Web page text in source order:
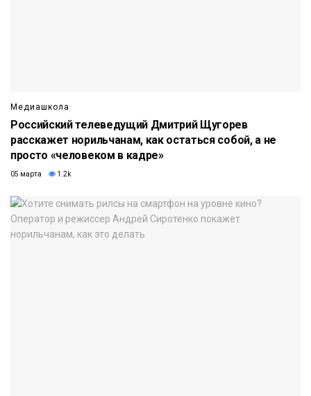
Медиашкола
Российский телеведущий Дмитрий Щугорев
расскажет норильчанам, как остаться собой, а не
просто «человеком в кадре»
05 марта 1.2k